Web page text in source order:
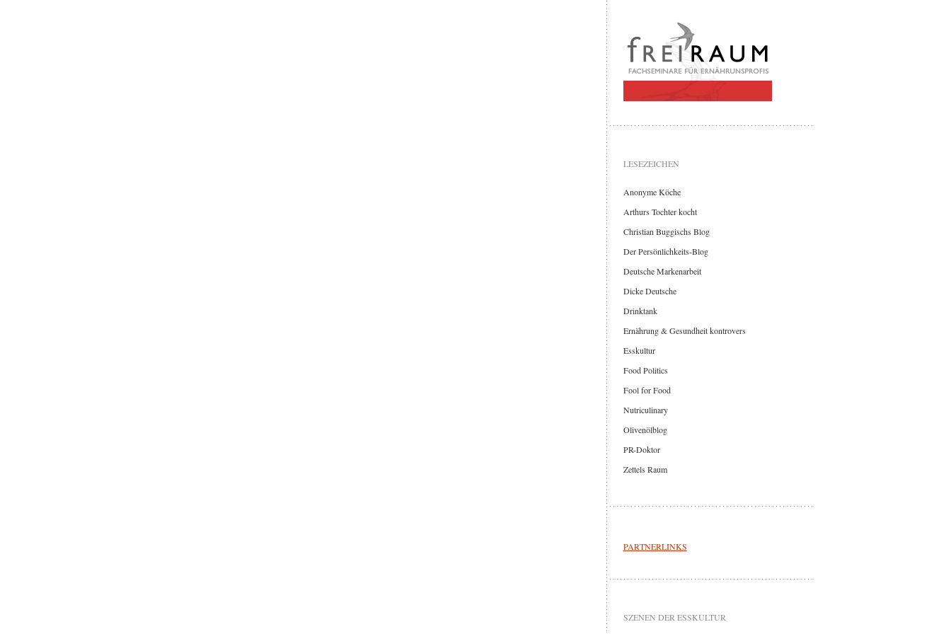
LESEZEICHEN
Anonyme Köche
Arthurs Tochter kocht
Christian Buggischs Blog
Der Persönlichkeits-Blog
Deutsche Markenarbeit
Dicke Deutsche
Drinktank
Ernährung & Gesundheit kontrovers
Esskultur
Food Politics
Fool for Food
Nutriculinary
Olivenölblog
PR-Doktor
Zettels Raum
PARTNERLINKS
SZENEN DER ESSKULTUR